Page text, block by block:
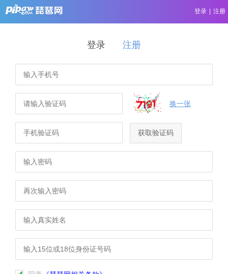
登录 注册
登录 注册
换一张
获取验证码